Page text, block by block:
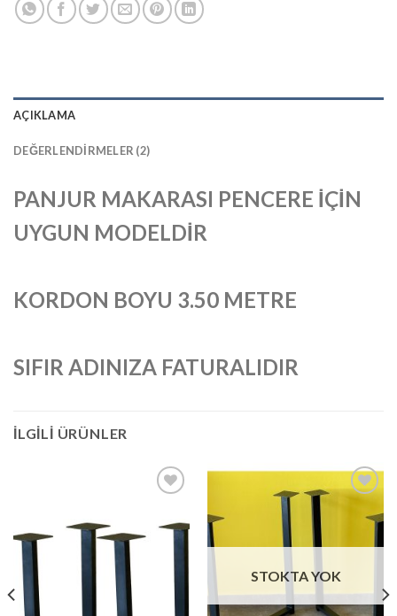
AÇIKLAMA
DEĞERLENDIRMELER (2)
PANJUR MAKARASI PENCERE İÇİN
UYGUN MODELDİR
KORDON BOYU 3.50 METRE
SIFIR ADINIZA FATURALIDIR
İLGILI ÜRÜNLER
Ekle
Listeme
STOKTA YOK